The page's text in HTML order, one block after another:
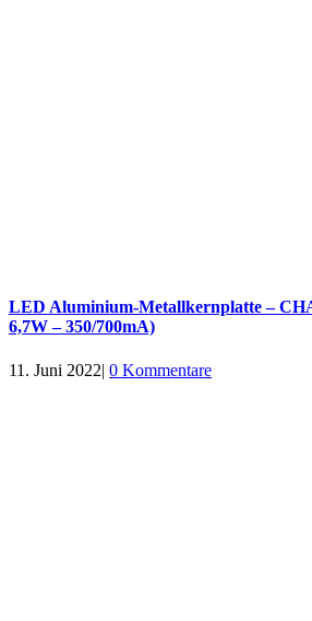
LED Aluminium-Metallkernplatte –
6,7W – 350/700mA)
11. Juni 2022| 0 Kommentare